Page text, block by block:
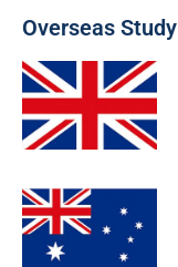
Overseas Study